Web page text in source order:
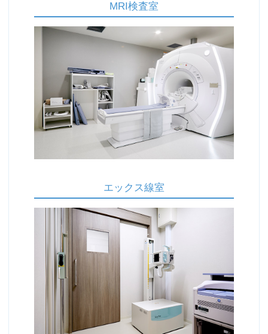
MRI検査室
エックス線室